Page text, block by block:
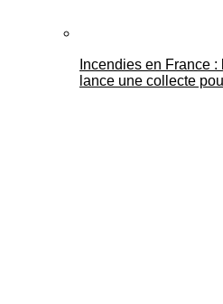
Incendies en France
lance une collecte